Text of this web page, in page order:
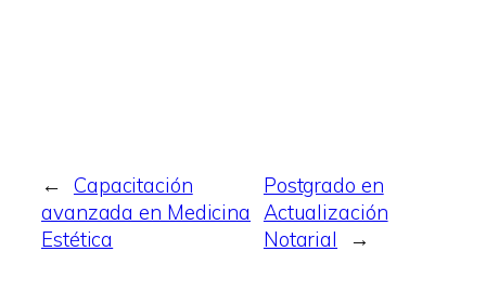
← Capacitación
avanzada en Medicina
Estética
Postgrado en
Actualización
Notarial
→